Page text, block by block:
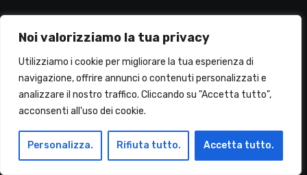
Noi valorizziamo la tua privacy
Utilizziamo i cookie per migliorare la tua esperienza di
navigazione, offrire annunci o contenuti personalizzati e
analizzare il nostro traffico. Cliccando su "Accetta tutto",
acconsenti all'uso dei cookie.
Personalizza. Rifiuta tutto. Accetta tutto.
Migliori Lavatrici